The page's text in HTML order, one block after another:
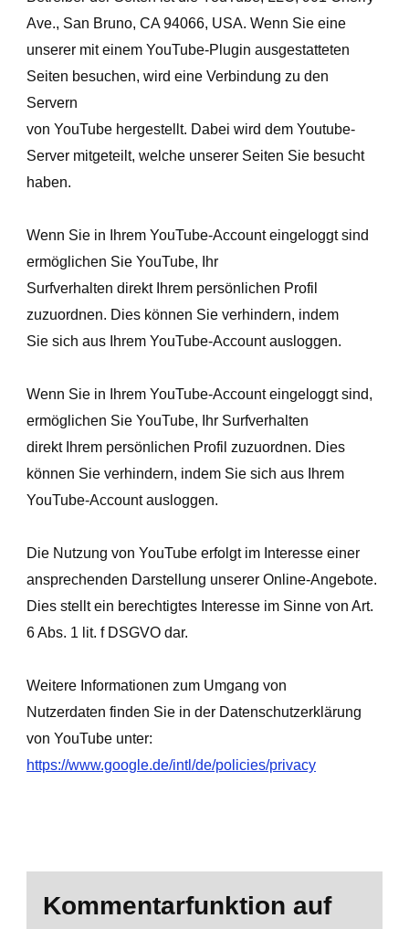
Ave., San Bruno, CA 94066, USA. Wenn Sie eine
unserer mit einem YouTube-Plugin ausgestatteten
Seiten besuchen, wird eine Verbindung zu den
Servern
von YouTube hergestellt. Dabei wird dem Youtube-
Server mitgeteilt, welche unserer Seiten Sie besucht
haben.
Wenn Sie in Ihrem YouTube-Account eingeloggt sind
ermöglichen Sie YouTube, Ihr
Surfverhalten direkt Ihrem persönlichen Profil
zuzuordnen. Dies können Sie verhindern, indem
Sie sich aus Ihrem YouTube-Account ausloggen.
Wenn Sie in Ihrem YouTube-Account eingeloggt sind,
ermöglichen Sie YouTube, Ihr Surfverhalten
direkt Ihrem persönlichen Profil zuzuordnen. Dies
können Sie verhindern, indem Sie sich aus Ihrem
YouTube-Account ausloggen.
Die Nutzung von YouTube erfolgt im Interesse einer
ansprechenden Darstellung unserer Online-Angebote.
Dies stellt ein berechtigtes Interesse im Sinne von Art.
6 Abs. 1 lit. f DSGVO dar.
Weitere Informationen zum Umgang von
Nutzerdaten finden Sie in der Datenschutzerklärung
von YouTube unter:
https://www.google.de/intl/de/policies/privacy
Kommentarfunktion auf